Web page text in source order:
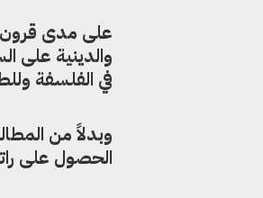
على مدى قرون
والدينية على
في الفلسفة
وبدلاً من
الحصول على